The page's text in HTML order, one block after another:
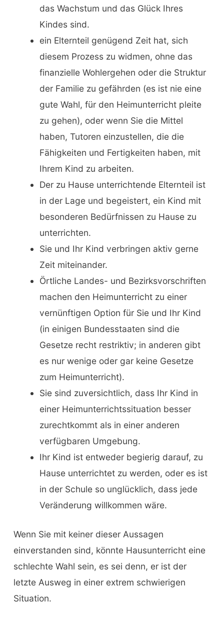
das Wachstum und das Glück Ihres
Kindes sind.
ein Elternteil genügend Zeit hat, sich
diesem Prozess zu widmen, ohne das
finanzielle Wohlergehen oder die Struktur
der Familie zu gefährden (es ist nie eine
gute Wahl, für den Heimunterricht pleite
zu gehen), oder wenn Sie die Mittel
haben, Tutoren einzustellen, die die
Fähigkeiten und Fertigkeiten haben, mit
Ihrem Kind zu arbeiten.
Der zu Hause unterrichtende Elternteil ist
in der Lage und begeistert, ein Kind mit
besonderen Bedürfnissen zu Hause zu
unterrichten.
Sie und Ihr Kind verbringen aktiv gerne
Zeit miteinander.
Örtliche Landes- und Bezirksvorschriften
machen den Heimunterricht zu einer
vernünftigen Option für Sie und Ihr Kind
(in einigen Bundesstaaten sind die
Gesetze recht restriktiv; in anderen gibt
es nur wenige oder gar keine Gesetze
zum Heimunterricht).
Sie sind zuversichtlich, dass Ihr Kind in
einer Heimunterrichtssituation besser
zurechtkommt als in einer anderen
verfügbaren Umgebung.
Ihr Kind ist entweder begierig darauf, zu
Hause unterrichtet zu werden, oder es ist
in der Schule so unglücklich, dass jede
Veränderung willkommen wäre.
Wenn Sie mit keiner dieser Aussagen
einverstanden sind, könnte Hausunterricht eine
schlechte Wahl sein, es sei denn, er ist der
letzte Ausweg in einer extrem schwierigen
Situation.